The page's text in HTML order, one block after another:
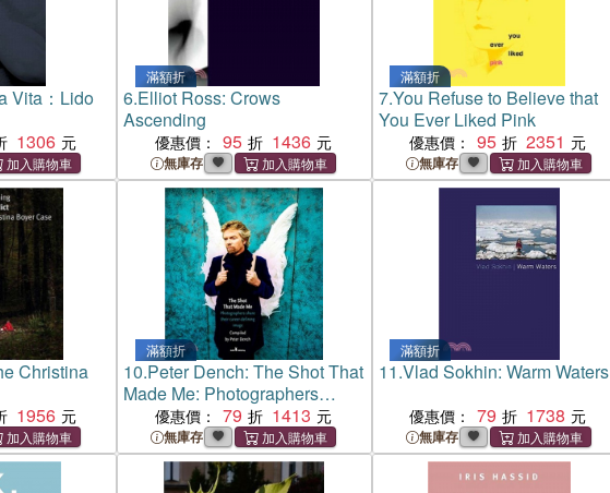
Vita：Lido
1306
滿額折
6.Elliot Ross: Crows
Ascending
優惠價： 95 1436
無庫存
滿額折
7.You Refuse to Believe that
You Ever Liked Pink
優惠價： 95 2351
無庫存
Christina
1956
滿額折
10.Peter Dench: The Shot That
Made Me: Photographers
share their career-defining
image
優惠價： 79 1413
無庫存
滿額折
11.Vlad Sokhin: Warm Waters
優惠價： 79 1738
無庫存